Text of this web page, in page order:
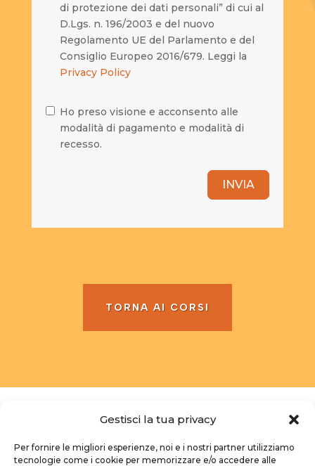
Gestisci la tua privacy
Per fornire le migliori esperienze, noi e i nostri partner utilizziamo
tecnologie come i cookie per memorizzare e/o accedere alle
di protezione dei dati personali” di cui al
D.Lgs. n. 196/2003 e del nuovo
Regolamento UE del Parlamento e del
Consiglio Europeo 2016/679. Leggi la
Privacy Policy
Ho preso visione e acconsento alle
modalità di pagamento e modalità di
recesso.
INVIA
TORNA AI CORSI